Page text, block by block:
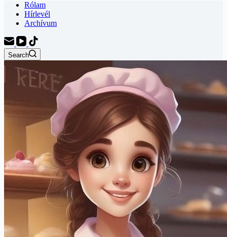
Rólam
Hírlevél
Archívum
Search